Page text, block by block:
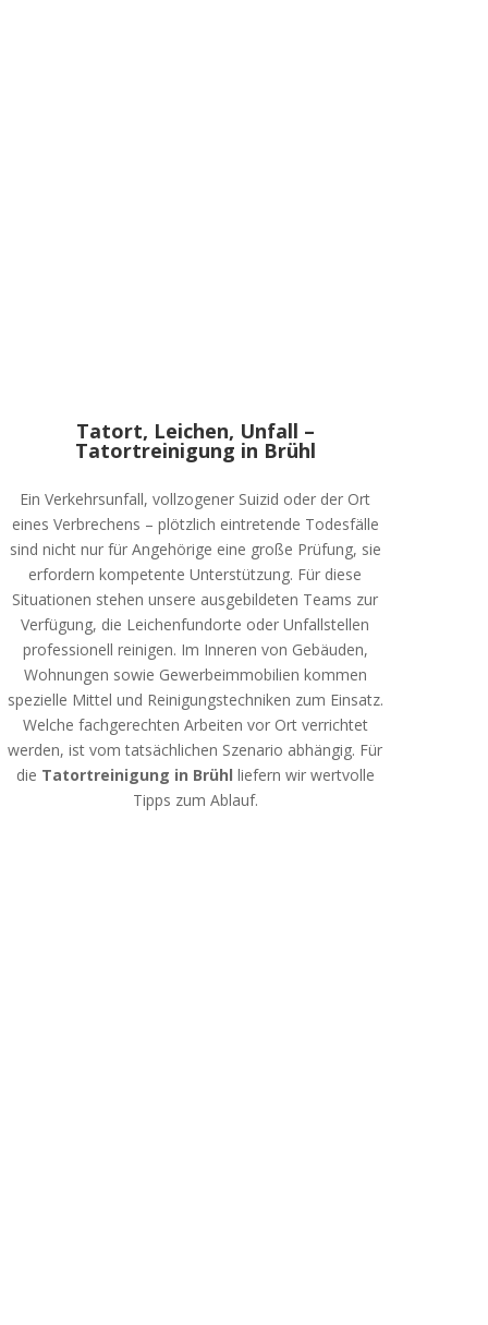
Tatort, Leichen, Unfall –
Tatortreinigung in Brühl
Ein Verkehrsunfall, vollzogener Suizid oder der Ort
eines Verbrechens – plötzlich eintretende Todesfälle
sind nicht nur für Angehörige eine große Prüfung, sie
erfordern kompetente Unterstützung. Für diese
Situationen stehen unsere ausgebildeten Teams zur
Verfügung, die Leichenfundorte oder Unfallstellen
professionell reinigen. Im Inneren von Gebäuden,
Wohnungen sowie Gewerbeimmobilien kommen
spezielle Mittel und Reinigungstechniken zum Einsatz.
Welche fachgerechten Arbeiten vor Ort verrichtet
werden, ist vom tatsächlichen Szenario abhängig. Für
die Tatortreinigung in Brühl liefern wir wertvolle
Tipps zum Ablauf.